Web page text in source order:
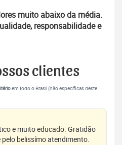
muito abaixo da média.
responsabilidade e
clientes
em todo o Brasil (não específicas deste
e muito educado. Gratidão
belissímo atendimento.